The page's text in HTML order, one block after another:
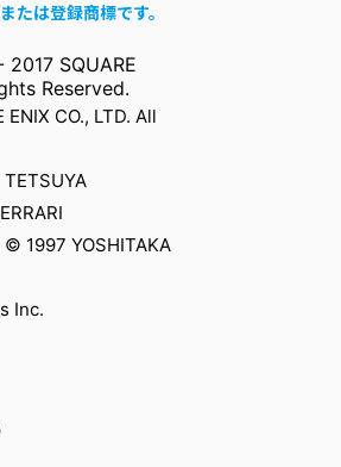
たは登録商標です。
SQUARE
Reserved.
CO., LTD. All
TETSUYA
© 1997 YOSHITAKA
Inc.